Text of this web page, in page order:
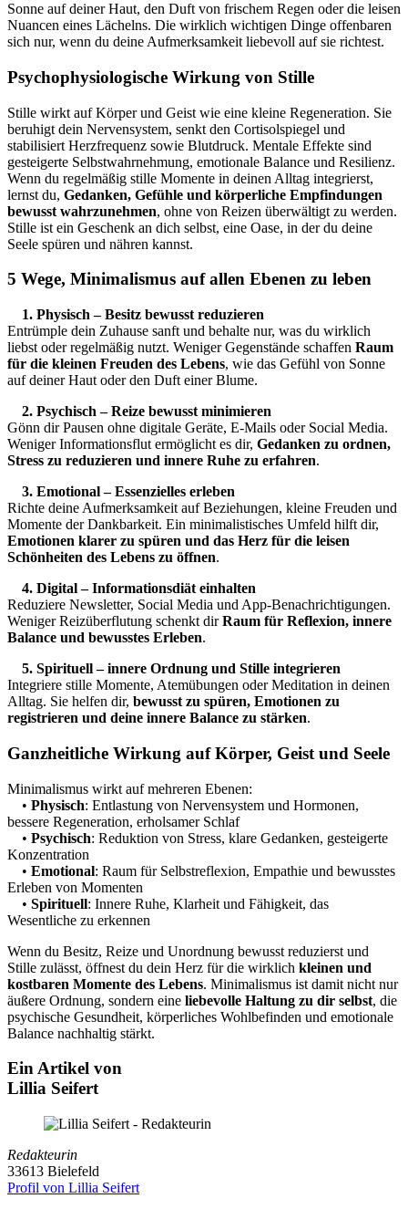
Sonne auf deiner Haut, den Duft von frischem Regen oder die leisen
Nuancen eines Lächelns. Die wirklich wichtigen Dinge offenbaren
sich nur, wenn du deine Aufmerksamkeit liebevoll auf sie richtest.
Psychophysiologische Wirkung von Stille
Stille wirkt auf Körper und Geist wie eine kleine Regeneration. Sie
beruhigt dein Nervensystem, senkt den Cortisolspiegel und
stabilisiert Herzfrequenz sowie Blutdruck. Mentale Effekte sind
gesteigerte Selbstwahrnehmung, emotionale Balance und Resilienz.
Wenn du regelmäßig stille Momente in deinen Alltag integrierst,
lernst du, Gedanken, Gefühle und körperliche Empfindungen
bewusst wahrzunehmen, ohne von Reizen überwältigt zu werden.
Stille ist ein Geschenk an dich selbst, eine Oase, in der du deine
Seele spüren und nähren kannst.
5 Wege, Minimalismus auf allen Ebenen zu leben
1. Physisch – Besitz bewusst reduzieren
Entrümple dein Zuhause sanft und behalte nur, was du wirklich
liebst oder regelmäßig nutzt. Weniger Gegenstände schaffen Raum
für die kleinen Freuden des Lebens, wie das Gefühl von Sonne
auf deiner Haut oder den Duft einer Blume.
2. Psychisch – Reize bewusst minimieren
Gönn dir Pausen ohne digitale Geräte, E-Mails oder Social Media.
Weniger Informationsflut ermöglicht es dir, Gedanken zu ordnen,
Stress zu reduzieren und innere Ruhe zu erfahren.
3. Emotional – Essenzielles erleben
Richte deine Aufmerksamkeit auf Beziehungen, kleine Freuden und
Momente der Dankbarkeit. Ein minimalistisches Umfeld hilft dir,
Emotionen klarer zu spüren und das Herz für die leisen
Schönheiten des Lebens zu öffnen.
4. Digital – Informationsdiät einhalten
Reduziere Newsletter, Social Media und App-Benachrichtigungen.
Weniger Reizüberflutung schenkt dirRaum für Reflexion, innere
Balance und bewusstes Erleben.
5. Spirituell – innere Ordnung und Stille integrieren
Integriere stille Momente, Atemübungen oder Meditation in deinen
Alltag. Sie helfen dir, bewusst zu spüren, Emotionen zu
registrieren und deine innere Balance zu stärken.
Ganzheitliche Wirkung auf Körper, Geist und Seele
Minimalismus wirkt auf mehreren Ebenen:
• Physisch: Entlastung von Nervensystem und Hormonen,
bessere Regeneration, erholsamer Schlaf
• Psychisch: Reduktion von Stress, klare Gedanken, gesteigerte
Konzentration
• Emotional: Raum für Selbstreflexion, Empathie und bewusstes
Erleben von Momenten
• Spirituell: Innere Ruhe, Klarheit und Fähigkeit, das
Wesentliche zu erkennen
Wenn du Besitz, Reize und Unordnung bewusst reduzierst und
Stille zulässt, öffnest du dein Herz für die wirklich kleinen und
kostbaren Momente des Lebens. Minimalismus ist damit nicht nur
äußere Ordnung, sondern eine liebevolle Haltung zu dir selbst, die
psychische Gesundheit, körperliches Wohlbefinden und emotionale
Balance nachhaltig stärkt.
Ein Artikel von
Lillia Seifert
Redakteurin
33613 Bielefeld
Profil von Lillia Seifert